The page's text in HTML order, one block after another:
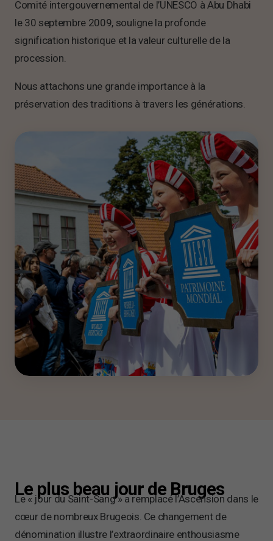
Comité intergouvernemental de l’UNESCO à Abu Dhabi
le 30 septembre 2009, souligne la profonde
signification historique et la valeur culturelle de la
procession.
Nous attachons une grande importance à la
préservation des traditions à travers les générations.
Le plus beau jour de Bruges
Le « jour du Saint-Sang » a remplacé l’Ascension dans le
cœur de nombreux Brugeois. Ce changement de
dénomination illustre l’extraordinaire enthousiasme